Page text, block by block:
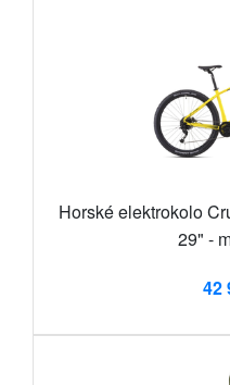
Horské elektrokolo
29" -
42